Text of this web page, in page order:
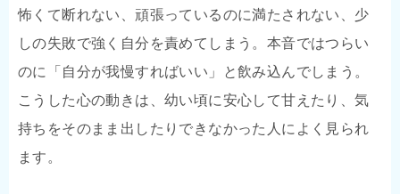
怖くて断れない、頑張っているのに満たされない、少
しの失敗で強く自分を責めてしまう。本音ではつらい
のに「自分が我慢すればいい」と飲み込んでしまう。
こうした心の動きは、幼い頃に安心して甘えたり、気
持ちをそのまま出したりできなかった人によく見られ
ます。